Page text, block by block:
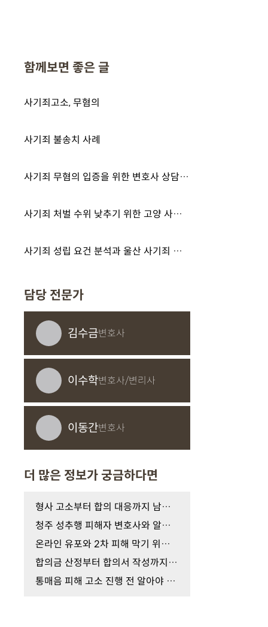
함께보면 좋은 글
사기죄고소, 무혐의
사기죄 불송치 사례
사기죄 무혐의 입증을 위한 변호사 상담 및 경찰 조사 대응 방안은?
사기죄 처벌 수위 낮추기 위한 고양 사기죄 변호사의 법적 대응 전략은?
사기죄 성립 요건 분석과 울산 사기죄 변호사의 경찰 조사 대응 전략 확인하세요
담당 전문가
김수금변호사
이수학변호사/변리사
이동간변호사
더 많은 정보가 궁금하다면
형사 고소부터 합의 대응까지 남양주 성폭행 피해자 …
청주 성추행 피해자 변호사와 알아보는 증거 수집 및…
온라인 유포와 2차 피해 막기 위한 몰카 증거 수집 절…
합의금 산정부터 합의서 작성까지 피해자 변호사의 …
통매음 피해 고소 진행 전 알아야 할 핵심 절차와 변…